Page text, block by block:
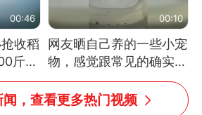
00:46
收稻
斤，
00:10
网友晒自己养的一些小宠
物，感觉跟常见的确实有
些不一样
，查看更多热门视频